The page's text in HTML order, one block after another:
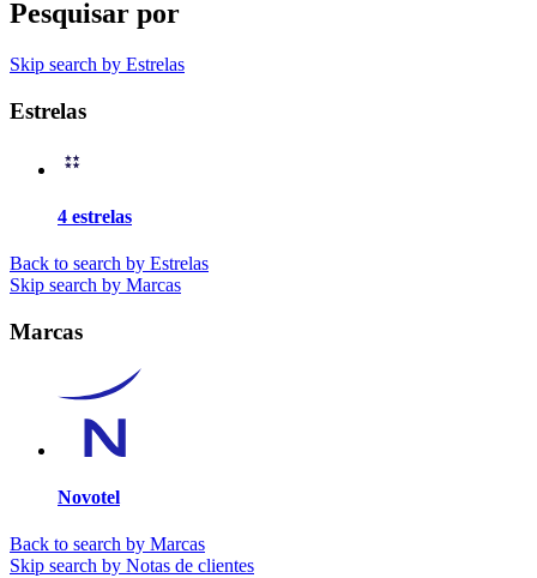
Pesquisar por
Skip search by Estrelas
Estrelas
4 estrelas
Back to search by Estrelas
Skip search by Marcas
Marcas
Novotel
Back to search by Marcas
Skip search by Notas de clientes